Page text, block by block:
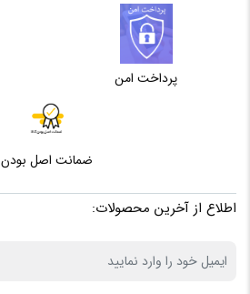
پرداخت امن
ضمانت اصل بودن
اطلاع از آخرین محصولات: